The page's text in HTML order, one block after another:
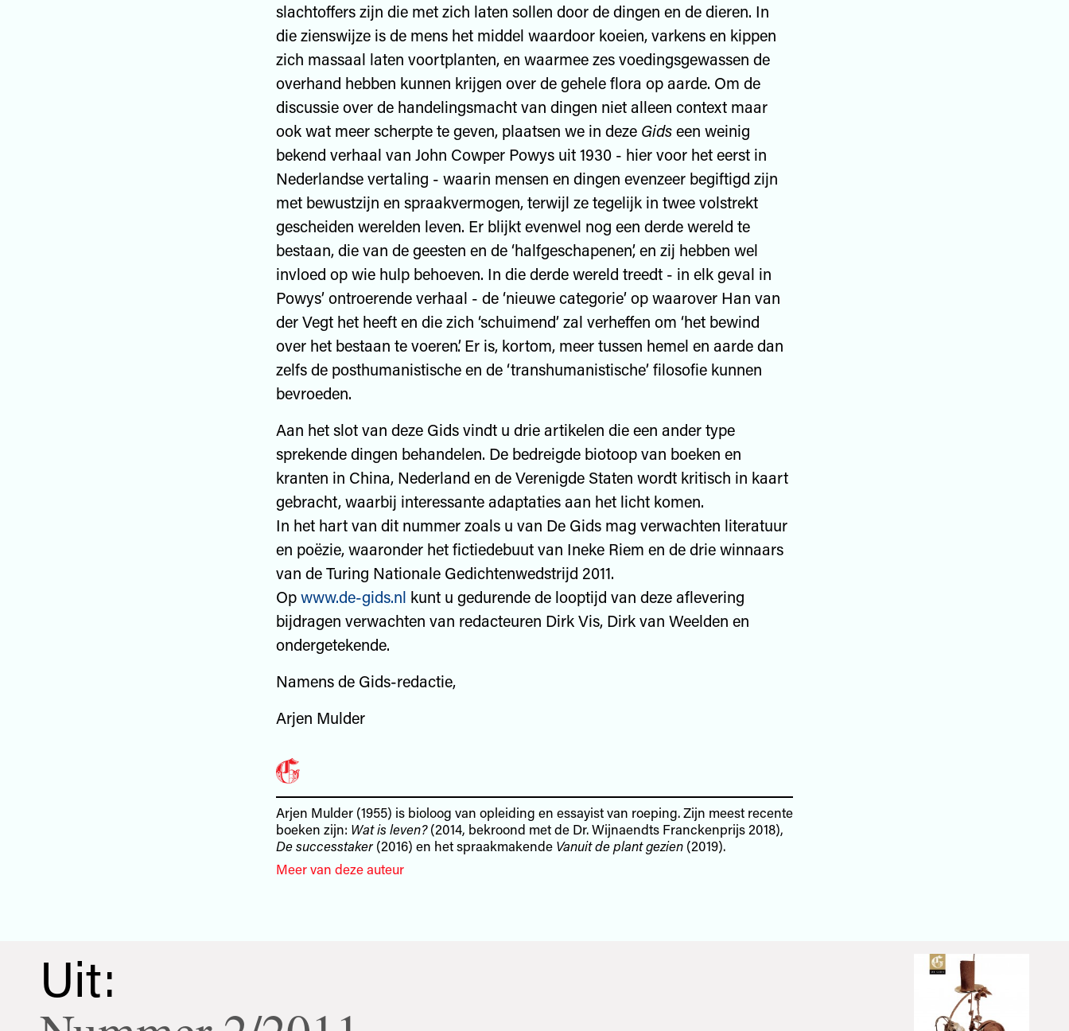
slachtoffers zijn die met zich laten sollen door de dingen en de dieren. In
die zienswijze is de mens het middel waardoor koeien, varkens en kippen
zich massaal laten voortplanten, en waarmee zes voedingsgewassen de
overhand hebben kunnen krijgen over de gehele flora op aarde. Om de
discussie over de handelingsmacht van dingen niet alleen context maar
ook wat meer scherpte te geven, plaatsen we in deze Gidseen weinig
bekend verhaal van John Cowper Powys uit 1930 - hier voor het eerst in
Nederlandse vertaling - waarin mensen en dingen evenzeer begiftigd zijn
met bewustzijn en spraakvermogen, terwijl ze tegelijk in twee volstrekt
gescheiden werelden leven. Er blijkt evenwel nog een derde wereld te
bestaan, die van de geesten en de ‘halfgeschapenen’, en zij hebben wel
invloed op wie hulp behoeven. In die derde wereld treedt - in elk geval in
Powys’ ontroerende verhaal - de ‘nieuwe categorie’ op waarover Han van
der Vegt het heeft en die zich ‘schuimend’ zal verheffen om ‘het bewind
over het bestaan te voeren’. Er is, kortom, meer tussen hemel en aarde dan
zelfs de posthumanistische en de ‘transhumanistische’ filosofie kunnen
bevroeden.
Aan het slot van deze Gids vindt u drie artikelen die een ander type
sprekende dingen behandelen. De bedreigde biotoop van boeken en
kranten in China, Nederland en de Verenigde Staten wordt kritisch in kaart
gebracht, waarbij interessante adaptaties aan het licht komen.
In het hart van dit nummer zoals u van De Gids mag verwachten literatuur
en poëzie, waaronder het fictiedebuut van Ineke Riem en de drie winnaars
van de Turing Nationale Gedichtenwedstrijd 2011.
Opwww.de-gids.nl kunt u gedurende de looptijd van deze aflevering
bijdragen verwachten van redacteuren Dirk Vis, Dirk van Weelden en
ondergetekende.
Namens de Gids-redactie,
Arjen Mulder
Arjen Mulder (1955) is bioloog van opleiding en essayist van roeping. Zijn meest recente
boeken zijn: Wat is leven?(2014, bekroond met de Dr. Wijnaendts Franckenprijs 2018),
De successtaker(2016) en het spraakmakende Vanuit de plant gezien (2019).
Meer van deze auteur
Uit: